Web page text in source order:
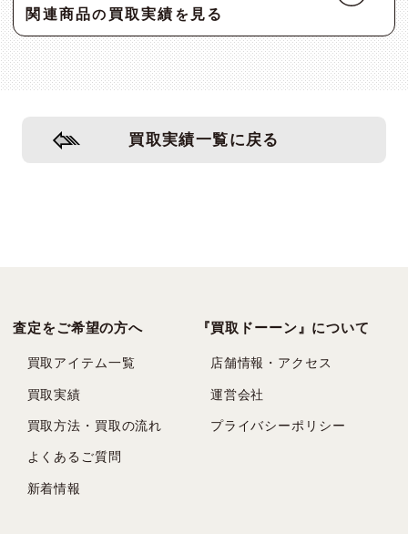
関連商品の 買取実績 を 見る
買取実績一覧に戻る
査定をご希望の方へ
買取アイテム一覧
買取実績
買取方法・買取の流れ
よくあるご質問
新着情報
『買取ドーーン』について
店舗情報・アクセス
運営会社
プライバシーポリシー